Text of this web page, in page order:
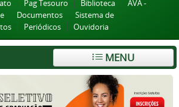
Pag Tesouro Biblioteca
AVA -
Documentos
Sistema de
Periódicos Ouvidoria
MENU